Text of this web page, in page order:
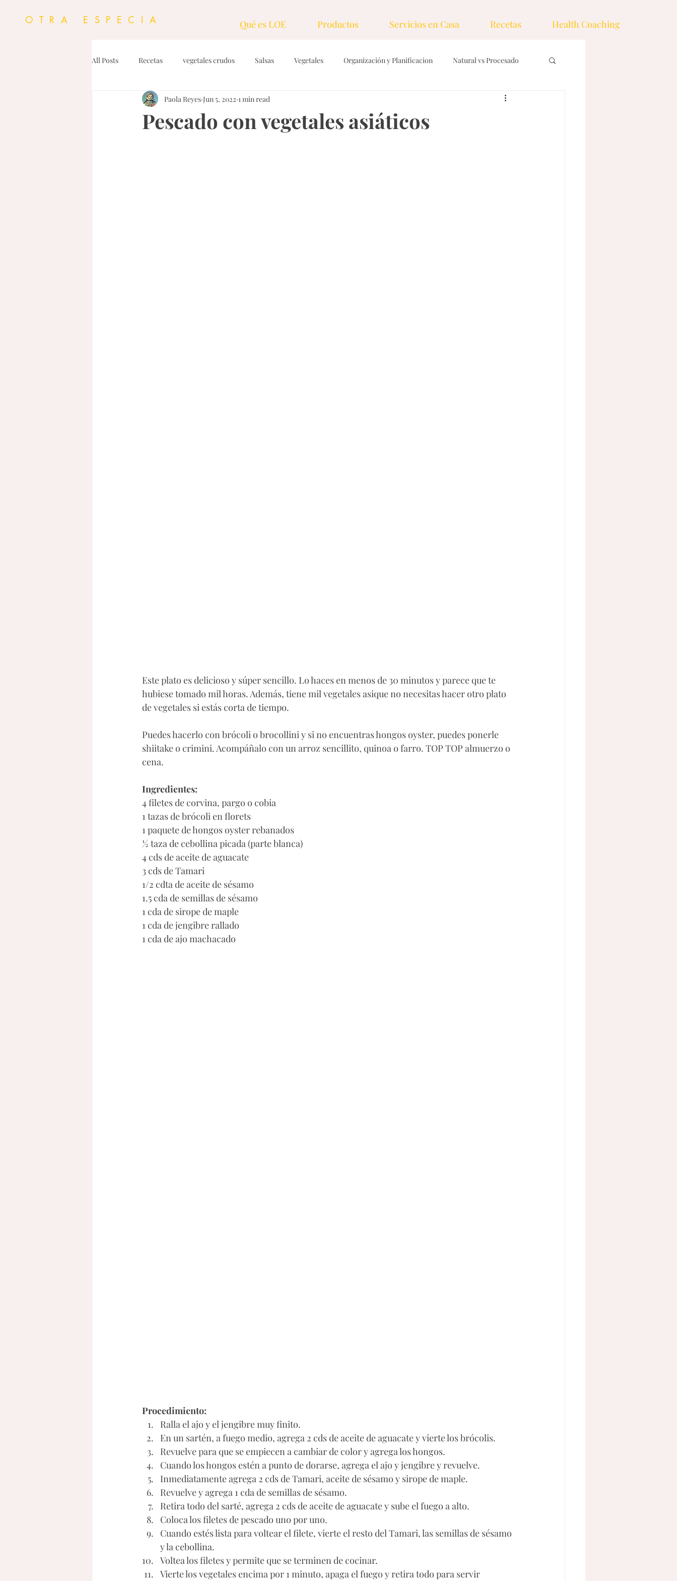
OTRA ESPECIA Qué es LOE Productos Servicios en Casa Recetas Health Coaching
All Posts Recetas vegetales crudos Salsas Vegetales Organización y Planificacion Natural vs Procesado
Proteinas Dressings & Vinagretas Ingredientes
Pescado con vegetales asiáticos
Paola Reyes Jun 5, 2022 1 min read
Este plato es delicioso y súper sencillo. Lo haces en menos de 30 minutos y parece que te
hubiese tomado mil horas. Además, tiene mil vegetales asique no necesitas hacer otro plato
de vegetales si estás corta de tiempo.
Puedes hacerlo con brócoli o brocollini y si no encuentras hongos oyster, puedes ponerle
shiitake o crimini. Acompáñalo con un arroz sencillito, quinoa o farro. TOP TOP almuerzo o
cena.
Ingredientes:
4 filetes de corvina, pargo o cobia
1 tazas de brócoli en florets
1 paquete de hongos oyster rebanados
½ taza de cebollina picada (parte blanca)
4 cds de aceite de aguacate
3 cds de Tamari
1/2 cdta de aceite de sésamo
1.5 cda de semillas de sésamo
1 cda de sirope de maple
1 cda de jengibre rallado
1 cda de ajo machacado
Procedimiento:
Ralla el ajo y el jengibre muy finito.
En un sartén, a fuego medio, agrega 2 cds de aceite de aguacate y vierte los brócolis.
Revuelve para que se empiecen a cambiar de color y agrega los hongos.
Cuando los hongos estén a punto de dorarse, agrega el ajo y jengibre y revuelve.
Inmediatamente agrega 2 cds de Tamari, aceite de sésamo y sirope de maple.
Revuelve y agrega 1 cda de semillas de sésamo.
Retira todo del sarté, agrega 2 cds de aceite de aguacate y sube el fuego a alto.
Coloca los filetes de pescado uno por uno.
Cuando estés lista para voltear el filete, vierte el resto del Tamari, las semillas de sésamo
y la cebollina.
Voltea los filetes y permite que se terminen de cocinar.
Vierte los vegetales encima por 1 minuto, apaga el fuego y retira todo para servir